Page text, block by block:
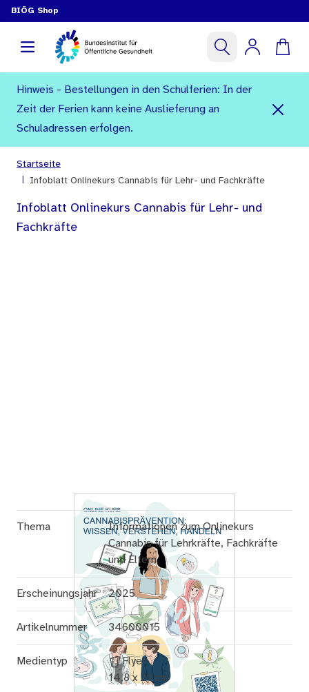
BIÖG Shop
Hinweis - Bestellungen in den Schulferien: In der
Zeit der Ferien kann keine Auslieferung an
Schuladressen erfolgen.
Startseite
Infoblatt Onlinekurs Cannabis für Lehr- und Fachkräfte
Infoblatt Onlinekurs Cannabis für Lehr- und
Fachkräfte
Thema
Informationen zum Onlinekurs
Cannabis für Lehrkräfte, Fachkräfte
und Eltern
Erscheinungsjahr 2025
Artikelnummer 34600015
Medientyp
Flyer
14,8 x 21 cm